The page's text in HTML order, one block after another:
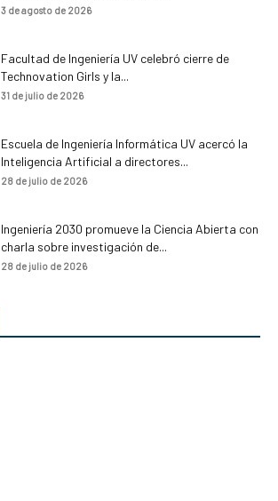
3 de agosto de 2026
Facultad de Ingeniería UV celebró cierre de
Technovation Girls y la...
31 de julio de 2026
Escuela de Ingeniería Informática UV acercó la
Inteligencia Artificial a directores...
28 de julio de 2026
Ingeniería 2030 promueve la Ciencia Abierta con
charla sobre investigación de...
28 de julio de 2026